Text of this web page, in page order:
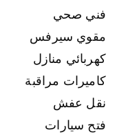
فني صحي
مقوي سيرفس
كهربائي منازل
كاميرات مراقبة
نقل عفش
فتح سيارات